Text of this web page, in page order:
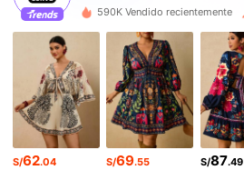
217K Seguidores
217K Seguidores
217K Seguidores
4.85 217K Seguidores
217K Seguidores
4.85 217K Seguidores
590K Vendido recientemente
S/62.04 S/69.55 S/87.49